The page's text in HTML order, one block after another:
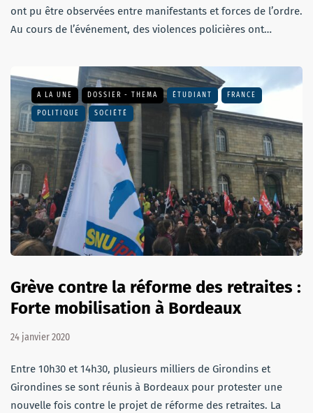
ont pu être observées entre manifestants et forces de l’ordre.
Au cours de l’événement, des violences policières ont…
A LA UNE DOSSIER - THEMA ÉTUDIANT FRANCE
POLITIQUE SOCIÉTÉ
Grève contre la réforme des retraites :
Forte mobilisation à Bordeaux
24 janvier 2020
Entre 10h30 et 14h30, plusieurs milliers de Girondins et
Girondines se sont réunis à Bordeaux pour protester une
nouvelle fois contre le projet de réforme des retraites. La